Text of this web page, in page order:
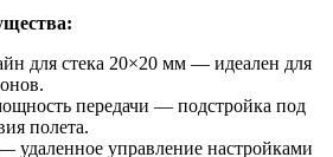
для стека 20×20 мм — идеален для
передачи — подстройка под
полета.
удаленное управление настройками